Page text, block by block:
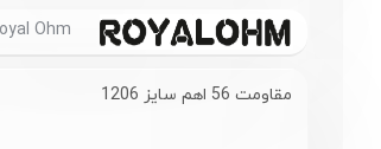
مقاومت 56 اهم سایز 1206